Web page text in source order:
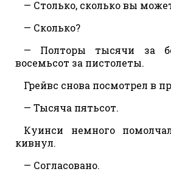
— Столько, сколько вы
— Сколько?
— Полторы тысячи за
восемьсот за пистолеты.
Грейвс снова посмотрел в
— Тысяча пятьсот.
Куинси немного
кивнул.
— Согласовано.